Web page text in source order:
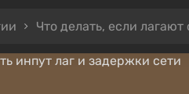
Что делать, если